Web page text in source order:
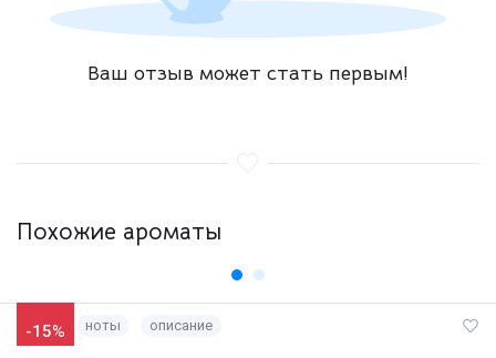
Ваш отзыв может стать первым!
Похожие ароматы
-15% ноты описание